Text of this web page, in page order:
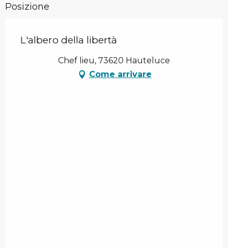
Posizione
L'albero della libertà
Chef lieu, 73620 Hauteluce
Come arrivare